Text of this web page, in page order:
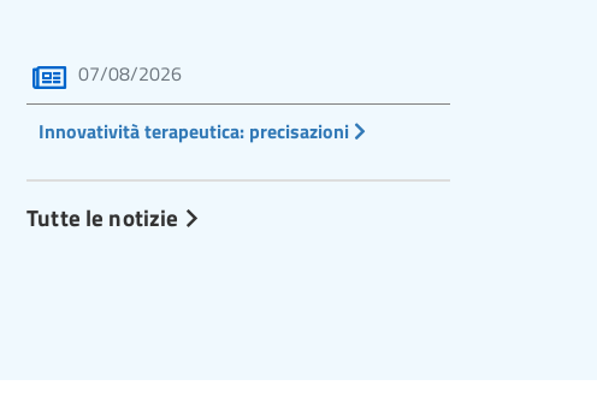
07/08/2026
Innovatività terapeutica: precisazioni
Tutte le notizie